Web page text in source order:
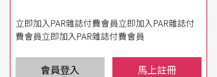
節」，每年十月在大稻埕全區舉辦各式藝文展演，
成為創作者的展演及交流平台，並讓更多人認識大
立即加入PAR雜誌付費會員立即加入PAR雜誌付
費會員立即加入PAR雜誌付費會員
會員登入 馬上註冊